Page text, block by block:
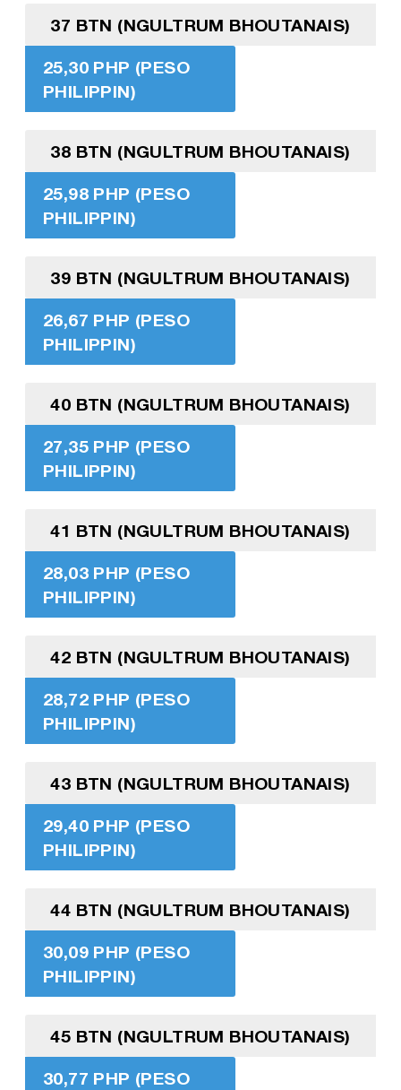
37 BTN (NGULTRUM BHOUTANAIS)
25,30 PHP (PESO
PHILIPPIN)
38 BTN (NGULTRUM BHOUTANAIS)
25,98 PHP (PESO
PHILIPPIN)
39 BTN (NGULTRUM BHOUTANAIS)
26,67 PHP (PESO
PHILIPPIN)
40 BTN (NGULTRUM BHOUTANAIS)
27,35 PHP (PESO
PHILIPPIN)
41 BTN (NGULTRUM BHOUTANAIS)
28,03 PHP (PESO
PHILIPPIN)
42 BTN (NGULTRUM BHOUTANAIS)
28,72 PHP (PESO
PHILIPPIN)
43 BTN (NGULTRUM BHOUTANAIS)
29,40 PHP (PESO
PHILIPPIN)
44 BTN (NGULTRUM BHOUTANAIS)
30,09 PHP (PESO
PHILIPPIN)
45 BTN (NGULTRUM BHOUTANAIS)
30,77 PHP (PESO